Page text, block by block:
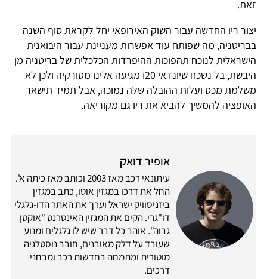
זאת.
יצור ריו החדשה עבור השוק האירופאי יחל לקראת סוף השנה
בבריטניה, מה שפותח עוד אפשרות מעניינת עבור היבואנית
הישראלית לנוכח תהפוכות ההיפרדות הכלכלית של בריטניה מן
היבשת, בל נשכח שיונדאי i20 מגיעה אלינו מטורקיה ולכן לא
משלמת מכס ועלות ההובלה שלה נמוכה, אבל תמיד תישאר
האופציה להמשיך להביא את ריו גם מקוריאה.
אופיר דואק
עיתונאי רכב מאז 2003 וכותב מאז כיתה א'.
החל את דרכו במגזין אוטו, כתב במגזין
ביזניסוויק ישראל וערך את האתר הדו-גלגלי
דו"גרי. הקים את המגזין האינטרנט "אוקטן
גבוה". אוהב כל דבר שיש לו גלגלים ומנוע
שעובד על דלק מאובנים, חובב נוסטלגיה
מוטורית ומתמחה בחדשות רכב ומבחני
דרכים.